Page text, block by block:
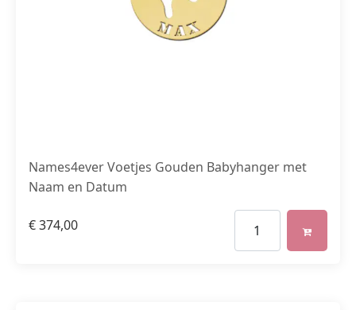
Names4ever Voetjes Gouden Babyhanger met
Naam en Datum
€374,00